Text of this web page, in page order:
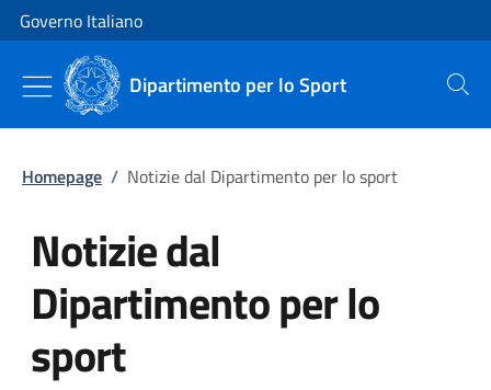
Vai al contenuto
Vai alla navigazione del sito
Governo Italiano
Dipartimento per lo Sport Cerca
Homepage / Notizie dal Dipartimento per lo sport
Notizie dal
Dipartimento per lo
sport